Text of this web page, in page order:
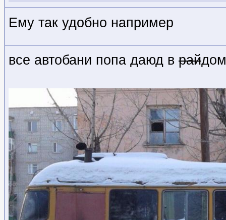
Ему так удобно например
все автобани попа даюд в райдом